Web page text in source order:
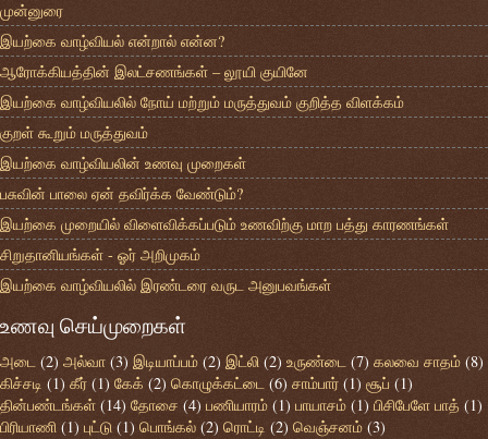
முன்னுரை
இயற்கை வாழ்வியல் என்றால் என்ன?
ஆரோக்கியத்தின் இலட்சணங்கள் – லூயி குயினே
இயற்கை வாழ்வியலில் நோய் மற்றும் மருத்துவம் குறித்த விளக்கம்
குறள் கூறும் மருத்துவம்
இயற்கை வாழ்வியலின் உணவு முறைகள்
பசுவின் பாலை ஏன் தவிர்க்க வேண்டும்?
இயற்கை முறையில் விளைவிக்கப்படும் உணவிற்கு மாற பத்து காரணங்கள்
சிறுதானியங்கள் - ஓர் அறிமுகம்
இயற்கை வாழ்வியலில் இரண்டரை வருட அனுபவங்கள்
உணவு செய்முறைகள்
அடை (2) அல்வா (3) இடியாப்பம் (2) இட்லி (2) உருண்டை (7) கலவை சாதம் (8)
கிச்சடி (1) கீர் (1) கேக் (2) கொழுக்கட்டை (6) சாம்பார் (1) சூப் (1)
தின்பண்டங்கள் (14) தோசை (4) பணியாரம் (1) பாயாசம் (1) பிசிபேளே பாத் (1)
பிரியாணி (1) புட்டு (1) பொங்கல் (2) ரொட்டி (2) வெஞ்சனம் (3)